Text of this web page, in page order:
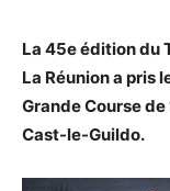
La 45e édition du
La Réunion a pris
Grande Course
Cast-le-Guildo.